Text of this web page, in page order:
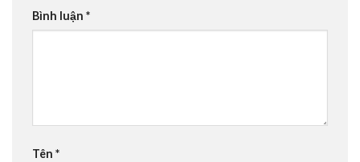
Bình luận *
Tên *